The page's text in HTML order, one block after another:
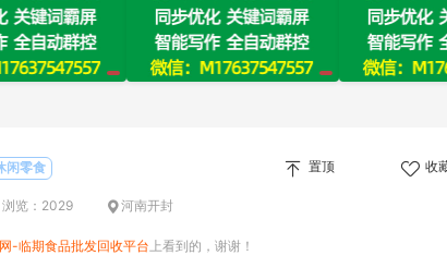
闲零食 置顶 收
浏览：2029 河南开封
-临期食品批发回收平台 上看到的，谢谢！